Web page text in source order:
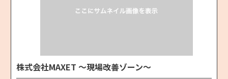
株式会社MAXET ～現場改善ゾーン～